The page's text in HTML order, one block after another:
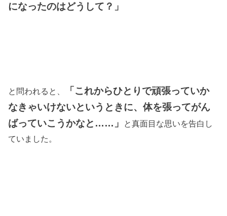
になったのはどうして？」
と問われると、
「これからひとりで頑張っていか
なきゃいけないというときに、体を張ってがん
ばっていこうかなと …… 」
と真面目な思いを告白し
ていました。